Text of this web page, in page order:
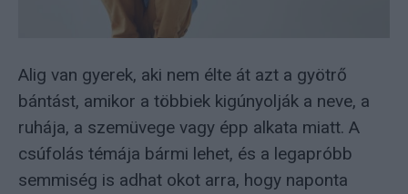
Alig van gyerek, aki nem élte át azt a gyötrő
bántást, amikor a többiek kigúnyolják a neve, a
ruhája, a szemüvege vagy épp alkata miatt. A
csúfolás témája bármi lehet, és a legapróbb
semmiség is adhat okot arra, hogy naponta